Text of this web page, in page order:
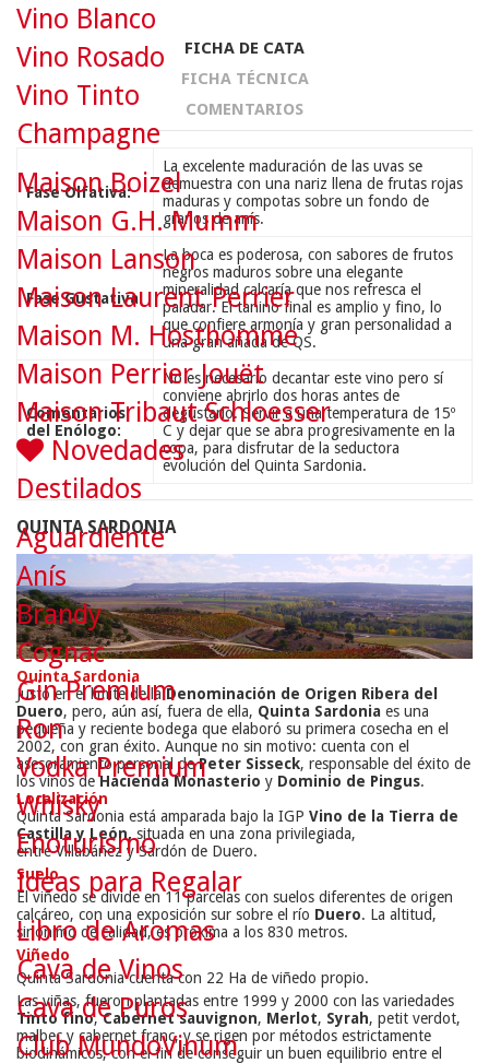
FICHA DE CATA
FICHA TÉCNICA
COMENTARIOS
Fase Olfativa:
La excelente maduración de las uvas se
demuestra con una nariz llena de frutas rojas
maduras y compotas sobre un fondo de
granos de anís.
Fase Gustativa:
La boca es poderosa, con sabores de frutos
negros maduros sobre una elegante
mineralidad calcaría que nos refresca el
paladar. El tanino final es amplio y fino, lo
que confiere armonía y gran personalidad a
una gran añada de QS.
Comentarios
del Enólogo:
No es necesario decantar este vino pero sí
conviene abrirlo dos horas antes de
degustarlo. Servir a una temperatura de 15º
C y dejar que se abra progresivamente en la
copa, para disfrutar de la seductora
evolución del Quinta Sardonia.
QUINTA SARDONIA
Quinta Sardonia
Justo en el límite de laDenominación de Origen Ribera del
Duero, pero, aún así, fuera de ella, Quinta Sardonia es una
pequeña y reciente bodega que elaboró su primera cosecha en el
2002, con gran éxito. Aunque no sin motivo: cuenta con el
asesoramiento personal dePeter Sisseck, responsable del éxito de
los vinos de Hacienda Monasterio y Dominio de Pingus.
Localización
Quinta Sardonia está amparada bajo la IGP Vino de la Tierra de
Castilla y León, situada en una zona privilegiada,
entre Villabáñez y Sardón de Duero.
Suelo
El viñedo se divide en 11 parcelas con suelos diferentes de origen
calcáreo, con una exposición sur sobre el río Duero. La altitud,
sinónimo de calidad, es próxima a los 830 metros.
Viñedo
Quinta Sardonia cuenta con 22 Ha de viñedo propio.
Las viñas, fueron plantadas entre 1999 y 2000 con las variedades
Tinto fino, Cabernet sauvignon, Merlot, Syrah, petit verdot,
malbec y cabernet franc, y se rigen por métodos estrictamente
biodinámicos, con el fin de conseguir un buen equilibrio entre el
Vino Blanco
Vino Rosado
Vino Tinto
Champagne
Maison Boizel
Maison G.H. Mumm
Maison Lanson
Maison Laurent Perrier
Maison M. Hosthomme
Maison Perrier Jouët
Maison Tribaut Schloesser
Novedades
Destilados
Aguardiente
Anís
Brandy
Cognac
Gin Premium
Ron
Vodka Premium
Whisky
Enoturismo
Ideas para Regalar
Libro de Aromas
Cava de Vinos
Cava de Puros
Club MundoVinum